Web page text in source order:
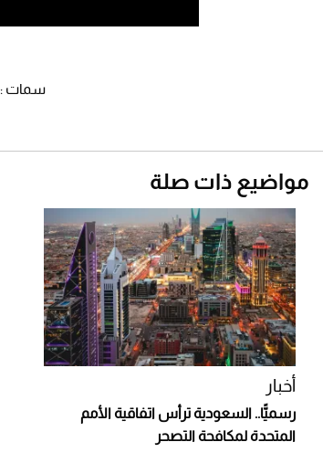
سمات :
مواضيع ذات صلة
أخبار
رسميًّا.. السعودية ترأس اتفاقية الأمم
المتحدة لمكافحة التصحر